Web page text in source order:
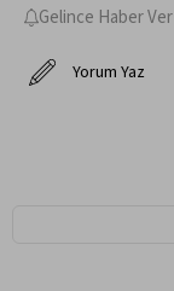
Gelince Haber Ver
Yorum Yaz